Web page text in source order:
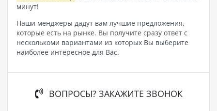
минут!
Наши менджеры дадут вам лучшие предложения,
которые есть на рынке. Вы получите сразу ответ с
несколькоми вариантами из которых Вы выберите
наиболее интересное для Вас.
ВОПРОСЫ? ЗАКАЖИТЕ ЗВОНОК